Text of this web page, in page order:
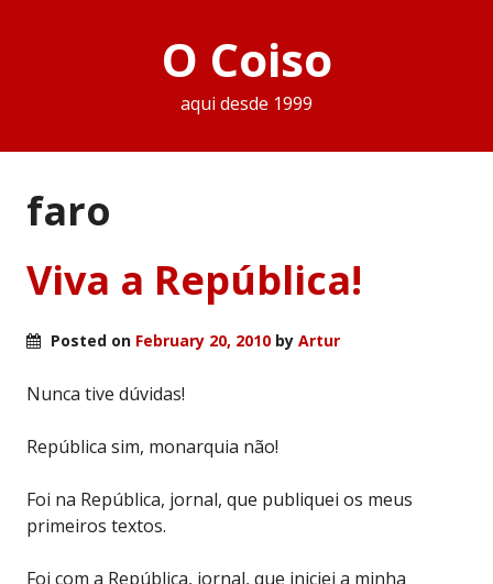
O Coiso
aqui desde 1999
faro
Viva a República!
Posted on February 20, 2010 by Artur
Nunca tive dúvidas!
República sim, monarquia não!
Foi na República, jornal, que publiquei os meus
primeiros textos.
Foi com a República, jornal, que iniciei a minha